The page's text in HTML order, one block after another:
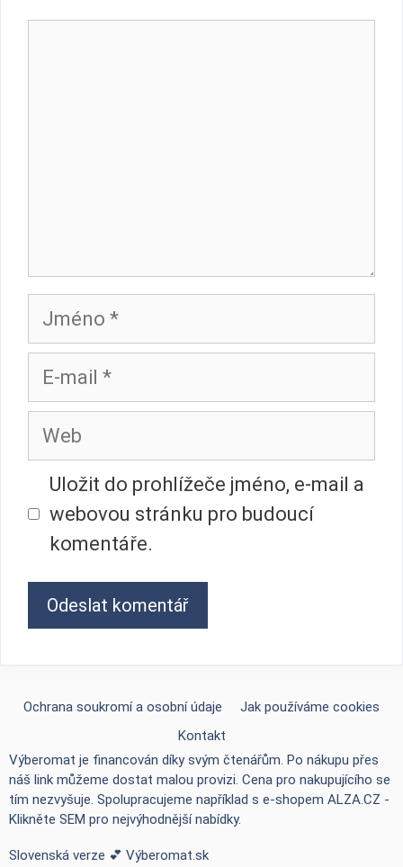
Jméno
E-
mail
Web
Uložit do prohlížeče jméno, e-mail a
webovou stránku pro budoucí
komentáře.
Ochrana soukromí a osobní údaje
Jak používáme cookies
Kontakt
Výberomat je financován díky svým čtenářům. Po nákupu přes
náš link můžeme dostat malou provizi. Cena pro nakupujícího se
tím nezvyšuje. Spolupracujeme například s e-shopem ALZA.CZ -
Klikněte SEM pro nejvýhodnější nabídky.
Slovenská verze 💕 Výberomat.sk